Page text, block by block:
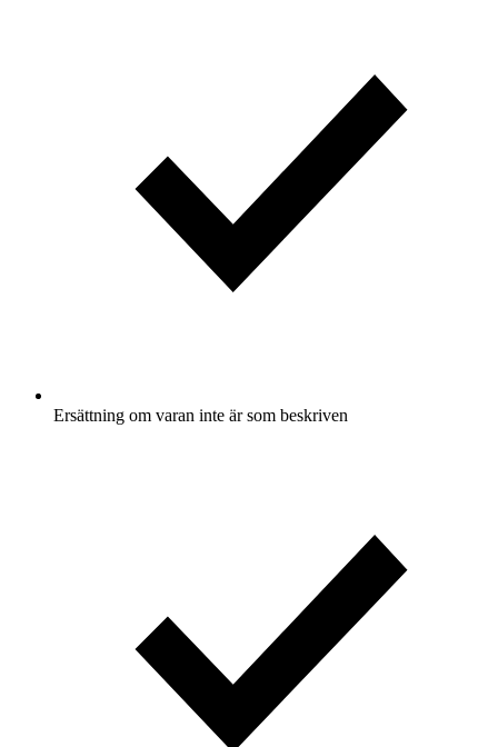
Ersättning om varan inte är som beskriven